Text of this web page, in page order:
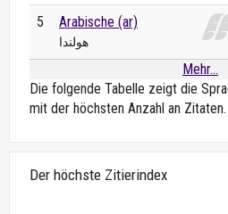
5 Arabische (ar)
هولندا
Mehr...
Die folgende Tabelle zeigt die
mit der höchsten Anzahl an Zitaten.
Der höchste Zitierindex